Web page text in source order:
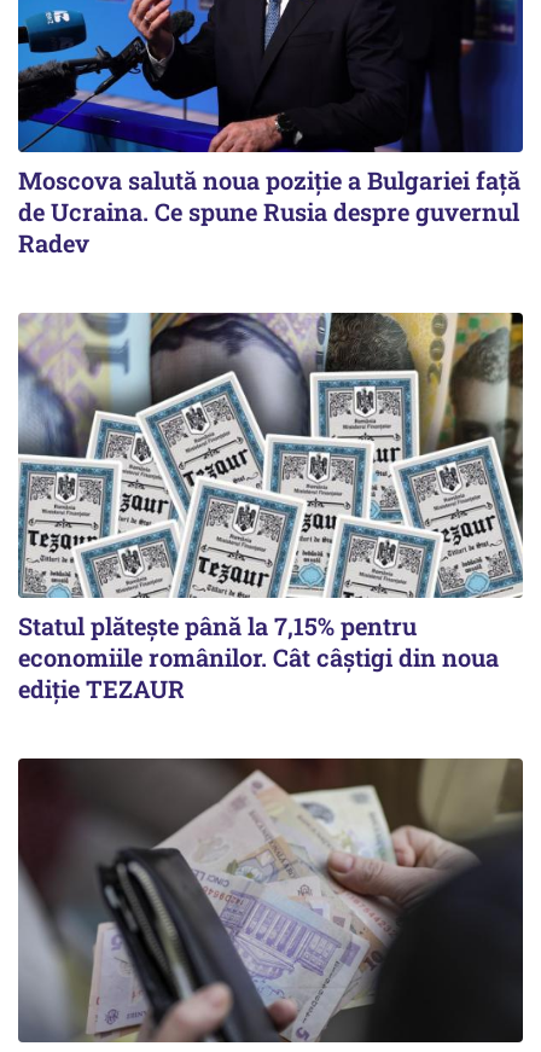
Moscova salută noua poziție a Bulgariei față
de Ucraina. Ce spune Rusia despre guvernul
Radev
Statul plătește până la 7,15% pentru
economiile românilor. Cât câștigi din noua
ediție TEZAUR